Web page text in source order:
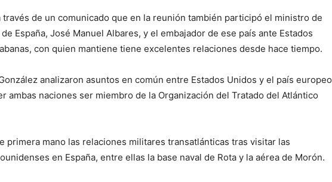
través de un comunicado que en la reunión también participó el ministro de
España, José Manuel Albares, y el embajador de ese país ante Estados
con quien mantiene tiene excelentes relaciones desde hace tiempo.
analizaron asuntos en común entre Estados Unidos y el país europeo
ambas naciones ser miembro de la Organización del Tratado del Atlántico
primera mano las relaciones militares transatlánticas tras visitar las
en España, entre ellas la base naval de Rota y la aérea de Morón.